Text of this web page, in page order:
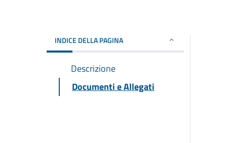
INDICE DELLA PAGINA
Descrizione
Documenti e Allegati